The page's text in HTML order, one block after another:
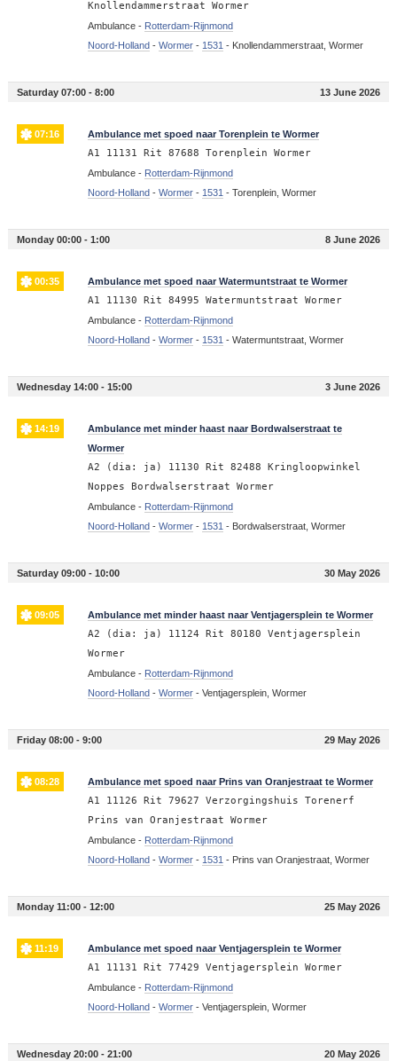
Knollendammerstraat Wormer
Ambulance - Rotterdam-Rijnmond
Noord-Holland- Wormer- 1531 - Knollendammerstraat, Wormer
Saturday 07:00 - 8:00 13 June 2026
07:16 Ambulance met spoed naar Torenplein te Wormer
A1 11131 Rit 87688 Torenplein Wormer
Ambulance - Rotterdam-Rijnmond
Noord-Holland- Wormer- 1531 - Torenplein, Wormer
Monday 00:00 - 1:00 8 June 2026
00:35 Ambulance met spoed naar Watermuntstraat te Wormer
A1 11130 Rit 84995 Watermuntstraat Wormer
Ambulance - Rotterdam-Rijnmond
Noord-Holland- Wormer- 1531 - Watermuntstraat, Wormer
Wednesday 14:00 - 15:00 3 June 2026
14:19
Ambulance met minder haast naar Bordwalserstraat te
Wormer
A2 (dia: ja) 11130 Rit 82488 Kringloopwinkel
Noppes Bordwalserstraat Wormer
Ambulance - Rotterdam-Rijnmond
Noord-Holland- Wormer- 1531 - Bordwalserstraat, Wormer
Saturday 09:00 - 10:00 30 May 2026
09:05 Ambulance met minder haast naar Ventjagersplein te Wormer
A2 (dia: ja) 11124 Rit 80180 Ventjagersplein
Wormer
Ambulance - Rotterdam-Rijnmond
Noord-Holland- Wormer- Ventjagersplein, Wormer
Friday 08:00 - 9:00 29 May 2026
08:28 Ambulance met spoed naar Prins van Oranjestraat te Wormer
A1 11126 Rit 79627 Verzorgingshuis Torenerf
Prins van Oranjestraat Wormer
Ambulance - Rotterdam-Rijnmond
Noord-Holland- Wormer- 1531 - Prins van Oranjestraat, Wormer
Monday 11:00 - 12:00 25 May 2026
11:19 Ambulance met spoed naar Ventjagersplein te Wormer
A1 11131 Rit 77429 Ventjagersplein Wormer
Ambulance - Rotterdam-Rijnmond
Noord-Holland- Wormer- Ventjagersplein, Wormer
Wednesday 20:00 - 21:00 20 May 2026